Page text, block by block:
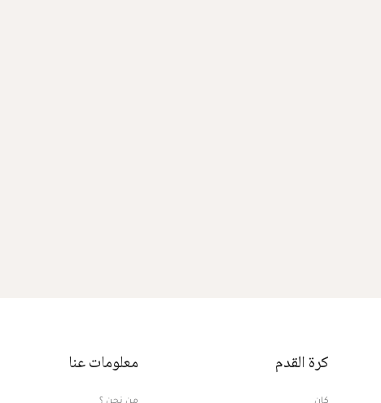
كرة القدم
كان
معلومات عنا
من نحن ؟